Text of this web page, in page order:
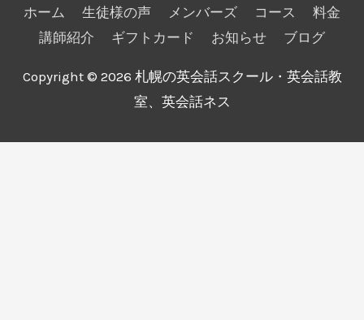
ホーム 生徒様の声 メンバーズ コース
料金
講師紹介
ギフトカード お知らせ ブログ
Copyright © 2026 札幌の英会話スクール・英会話教
室、英会話ネス